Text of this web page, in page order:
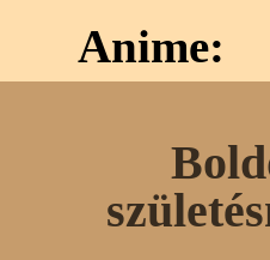
Anime: